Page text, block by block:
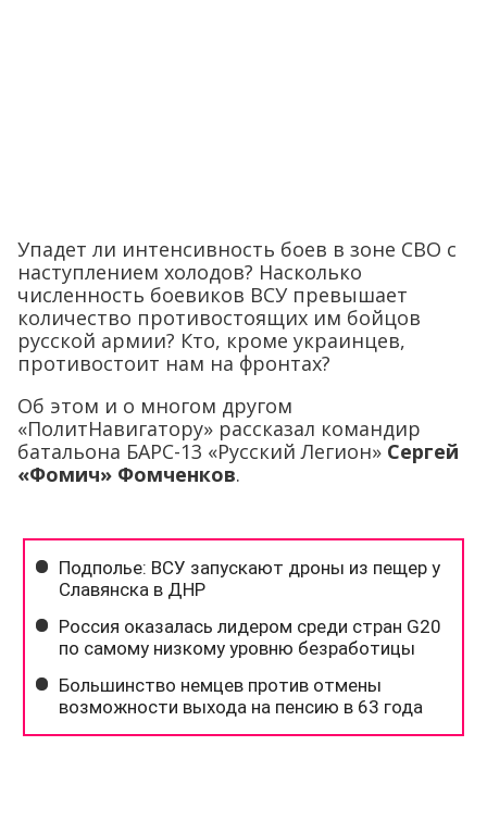
Упадет ли интенсивность боев в зоне СВО с
наступлением холодов? Насколько
численность боевиков ВСУ превышает
количество противостоящих им бойцов
русской армии? Кто, кроме украинцев,
противостоит нам на фронтах?
Об этом и о многом другом
«ПолитНавигатору» рассказал командир
батальона БАРС-13 «Русский Легион» Сергей
«Фомич» Фомченков.